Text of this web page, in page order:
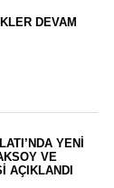
DEVAM
YENİ
VE
AÇIKLANDI